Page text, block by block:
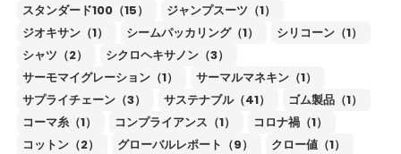
スタンダード100（15）
ジャンプスーツ（1）
ジオキサン（1）
シームパッカリング（1）
シリコーン（1）
シャツ（2）
シクロヘキサノン（3）
サーモマイグレーション（1）
サーマルマネキン（1）
サプライチェーン（3）
サステナブル（41）
ゴム製品（1）
コーマ糸（1）
コンプライアンス（1）
コロナ禍（1）
コットン（2）
グローバルレポート（9）
クロー値（1）